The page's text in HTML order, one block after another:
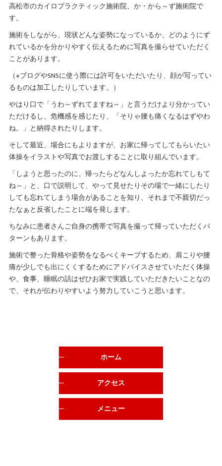
高松市のカイロプラクティック施術院、か・から～ず施術院で
す。
施術をしながら、現状どんな姿勢になっているか、どのようにず
れているかを分かりやすく伝えるために写真を撮らせていただく
ことがあります。
（※ブログやSNSに使う際には許可をいただいたり、顔が写ってい
るものは加工したりしています。）
やはり口で「うわ～ずれてますね～」と言うだけより分かってい
ただけるし、危機感を感じたり、「そりゃ腰も痛くなるはずやわ
ね。」と納得されたりします。
そして最近、場合にもよりますが、お家に帰ってしてもらいたい
体操をイラストや写真でお渡しすることに取り組んでいます。
「しようと思ったのに、帰ったらどなんしよったか忘れてしもて
ね～」と、口で説明して、やって見せたりその場で一緒にしたり
しても忘れてしまう場合があることを知り、それまで不親切だっ
たなぁと反省したことに端を発します。
ちなみに患者さんご自身の携帯で写真を撮って帰っていただくパ
ターンもあります。
施術で整った骨格や姿勢をなるべくキープするため、肩こりや腰
痛が少しでも出にくくするためにアドバイスさせていただく体操
や、食事、睡眠の話はぜひお家で実践していただきたいことなの
で、それが伝わりやすいよう努力していこうと思います。
ホーム
アクセス
メニュー